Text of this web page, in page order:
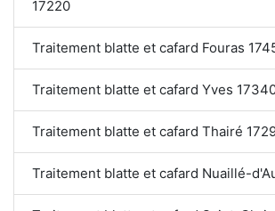
17220
Traitement blatte et cafard Fouras
Traitement blatte et cafard Yves
Traitement blatte et cafard Thairé
Traitement blatte et cafard Nuaillé-